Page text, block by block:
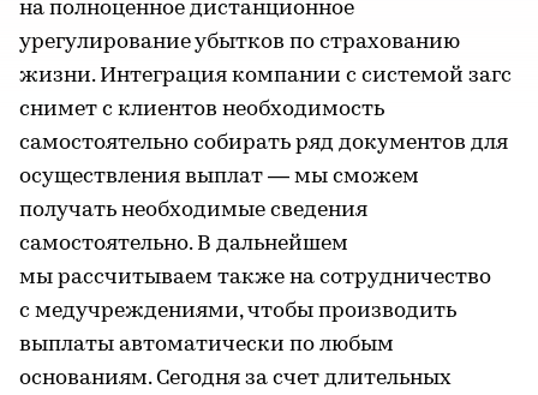
на полноценное дистанционное
урегулирование убытков по страхованию
жизни. Интеграция компании с системой загс
снимет с клиентов необходимость
самостоятельно собирать ряд документов для
осуществления выплат — мы сможем
получать необходимые сведения
самостоятельно. В дальнейшем
мы рассчитываем также на сотрудничество
с медучреждениями, чтобы производить
выплаты автоматически по любым
основаниям. Сегодня за счет длительных